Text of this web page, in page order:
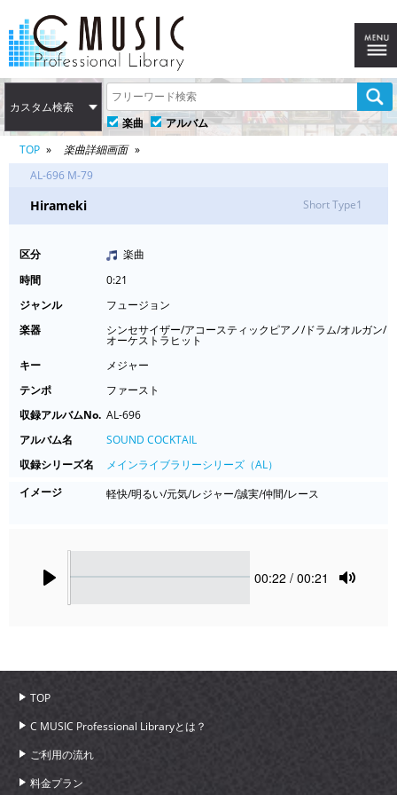
カスタム検索
楽曲
アルバム
TOP
楽曲詳細画面
AL-696 M-79
Hirameki Short Type1
区分
楽曲
時間
0:21
ジャンル
フュージョン
楽器
シンセサイザー/アコースティックピアノ/ドラム/オルガン/
オーケストラヒット
キー
メジャー
テンポ
ファースト
収録アルバムNo. AL-696
アルバム名
SOUND COCKTAIL
収録シリーズ名
メインライブラリーシリーズ（AL）
イメージ
軽快/明るい/元気/レジャー/誠実/仲間/レース
Current
00:22 / 00:21
TOP
C MUSIC Professional Libraryとは？
ご利用の流れ
料金プラン